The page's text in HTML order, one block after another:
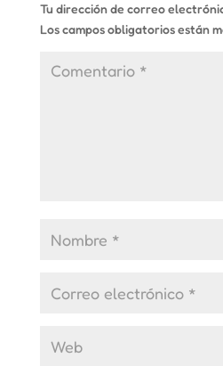
Tu dirección de correo
Los campos obligatorios están